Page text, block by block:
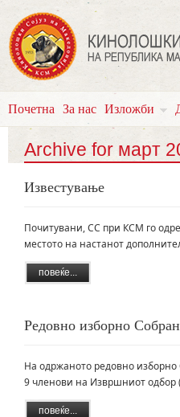
Почетна За нас Изложби
Archive for март
Известување
Почитувани, СС при КСМ го
местото на настанот
повеќе...
Редовно изборно
На одржаното редовно изборно
9 членови на Извршниот одбор
повеќе...